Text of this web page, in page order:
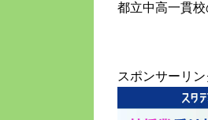
都立中高一貫
スポンサーリン